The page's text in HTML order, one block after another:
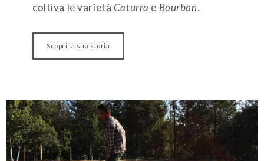
coltiva le varietà Caturra e Bourbon.
Scopri la sua storia